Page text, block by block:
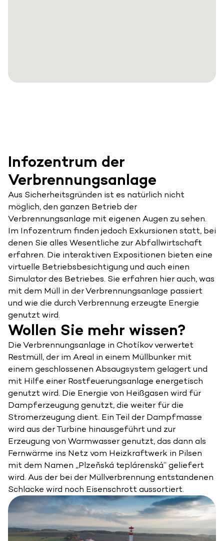
Infozentrum der
Verbrennungsanlage
Aus Sicherheitsgründen ist es natürlich nicht
möglich, den ganzen Betrieb der
Verbrennungsanlage mit eigenen Augen zu sehen.
Im Infozentrum finden jedoch Exkursionen statt, bei
denen Sie alles Wesentliche zur Abfallwirtschaft
erfahren. Die interaktiven Expositionen bieten eine
virtuelle Betriebsbesichtigung und auch einen
Simulator des Betriebes. Sie erfahren hier auch, was
mit dem Müll in der Verbrennungsanlage passiert
und wie die durch Verbrennung erzeugte Energie
genutzt wird.
Wollen Sie mehr wissen?
Die Verbrennungsanlage in Chotíkov verwertet
Restmüll, der im Areal in einem Müllbunker mit
einem geschlossenen Absaugsystem gelagert und
mit Hilfe einer Rostfeuerungsanlage energetisch
genutzt wird. Die Energie von Heißgasen wird für
Dampferzeugung genutzt, die weiter für die
Stromerzeugung dient. Ein Teil der Dampfmasse
wird aus der Turbine hinausgeführt und zur
Erzeugung von Warmwasser genutzt, das dann als
Fernwärme ins Netz vom Heizkraftwerk in Pilsen
mit dem Namen „Plzeňská teplárenská“ geliefert
wird. Aus der bei der Müllverbrennung entstandenen
Schlacke wird noch Eisenschrott aussortiert.